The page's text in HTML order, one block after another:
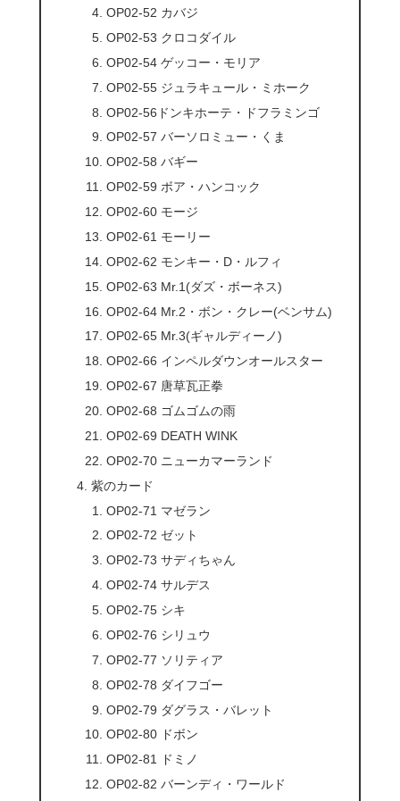
OP02-52 カバジ
OP02-53 クロコダイル
OP02-54 ゲッコー・モリア
OP02-55 ジュラキュール・ミホーク
OP02-56ドンキホーテ・ドフラミンゴ
OP02-57 バーソロミュー・くま
OP02-58 バギー
OP02-59 ボア・ハンコック
OP02-60 モージ
OP02-61 モーリー
OP02-62 モンキー・D・ルフィ
OP02-63 Mr.1(ダズ・ボーネス)
OP02-64 Mr.2・ボン・クレー(ベンサム)
OP02-65 Mr.3(ギャルディーノ)
OP02-66 インペルダウンオールスター
OP02-67 唐草瓦正拳
OP02-68 ゴムゴムの雨
OP02-69 DEATH WINK
OP02-70 ニューカマーランド
紫のカード
OP02-71 マゼラン
OP02-72 ゼット
OP02-73 サディちゃん
OP02-74 サルデス
OP02-75 シキ
OP02-76 シリュウ
OP02-77 ソリティア
OP02-78 ダイフゴー
OP02-79 ダグラス・バレット
OP02-80 ドボン
OP02-81 ドミノ
OP02-82 バーンディ・ワールド